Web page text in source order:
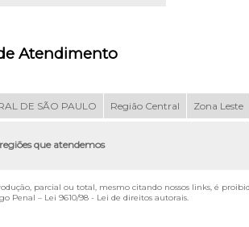
Atendimento
DE SÃO PAULO Região Central Zona Leste
que atendemos
parcial ou total, mesmo citando nossos links, é
Penal – Lei 9610/98 - Lei de direitos autorais.